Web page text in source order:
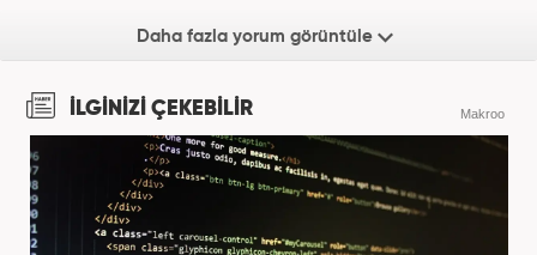
Daha fazla yorum görüntüle
İLGİNİZİ ÇEKEBİLİR Makroo